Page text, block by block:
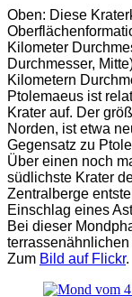
Oben: Diese
Kilometer
Durchmesser,
Kilometern
Ptolemaeus ist
Krater auf. Der
Norden, ist etwa
Gegensatz zu
Über einen noch
südlichste Krater
Zentralberge
Einschlag eines
Bei dieser
Zum Bild auf Flickr.